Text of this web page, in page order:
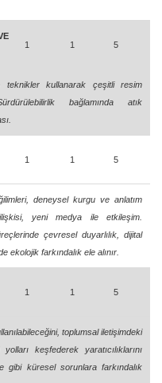
1 1 5
teknikler kullanarak çeşitli resim
bağlamında atık
1 1 5
deneysel kurgu ve anlatım
yeni medya ile etkileşim.
çevresel duyarlılık, dijital
farkındalık ele alınır.
1 1 5
toplumsal iletişimdeki
keşfederek yaratıcılıklarını
gibi küresel sorunlara farkındalık